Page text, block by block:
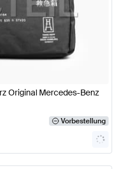
Original Mercedes-Benz
Vorbestellung